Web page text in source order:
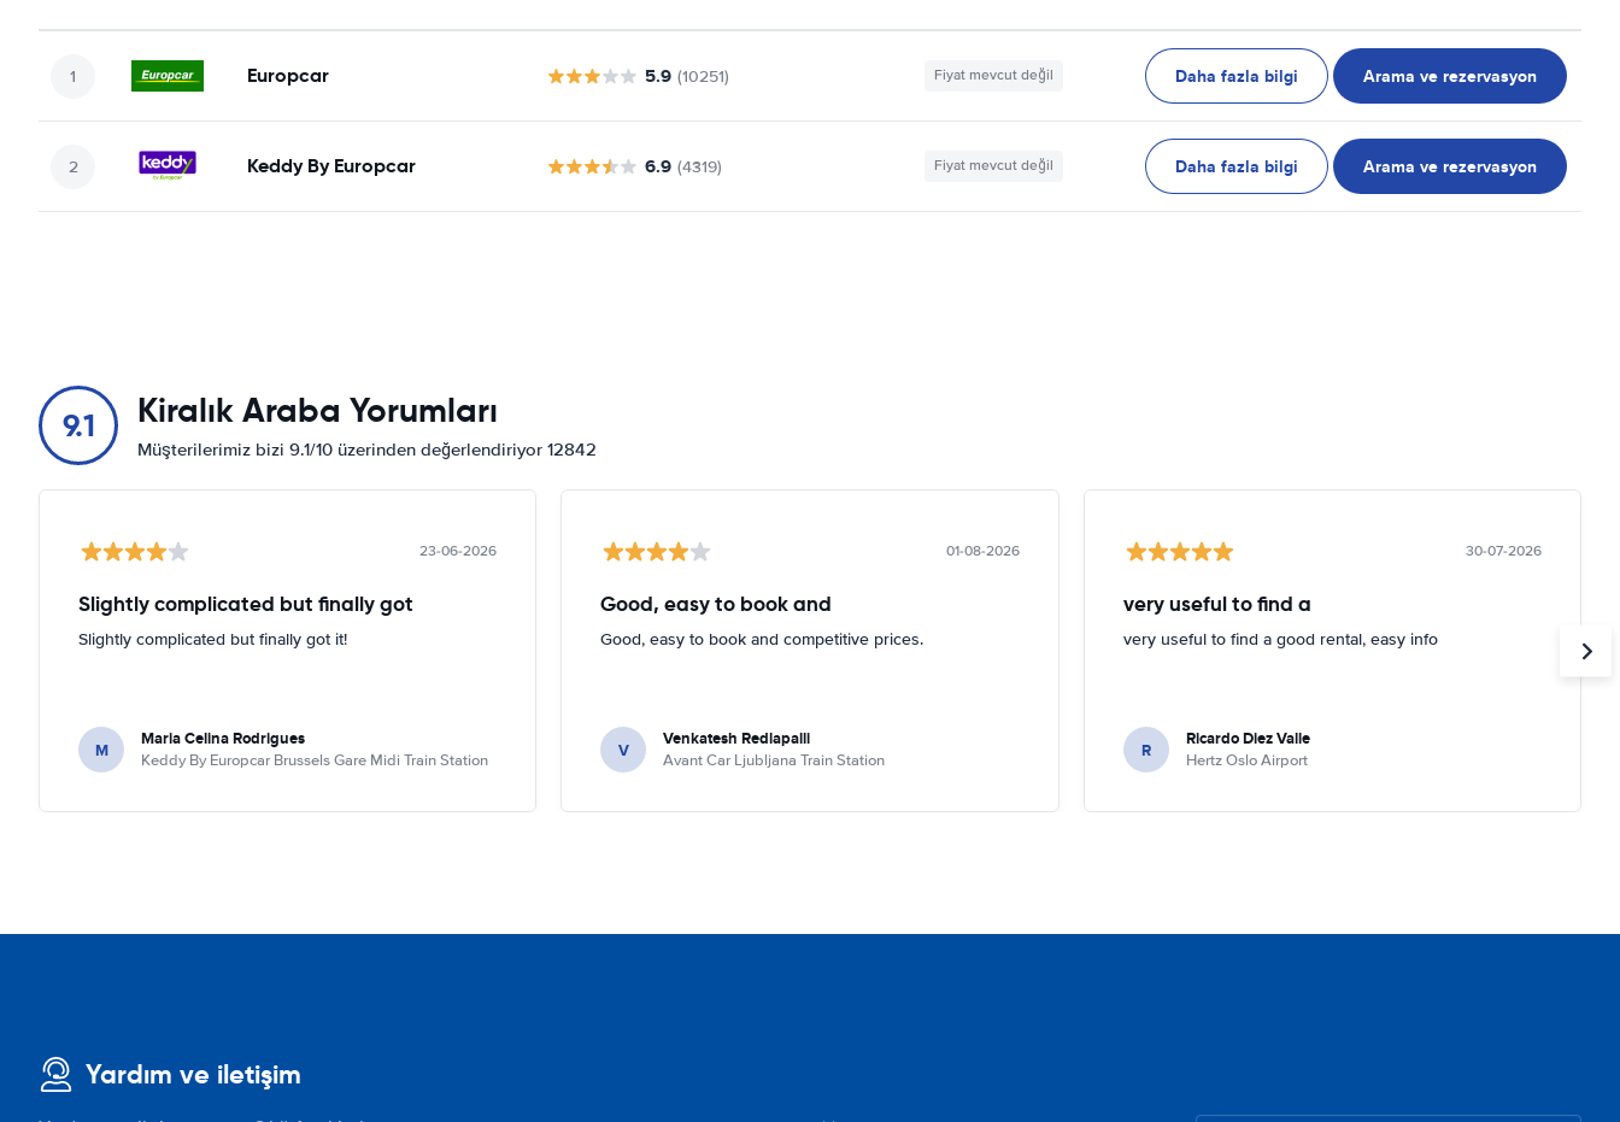
Europcar 5.9 (10251) Fiyat mevcut değil Daha fazla bilgi Arama ve rezervasyon
Keddy By Europcar 6.9 (4319) Fiyat mevcut değil Daha fazla bilgi Arama ve rezervasyon
9.1 Kiralık Araba Yorumları
Müşterilerimiz bizi 9.1/10 üzerinden değerlendiriyor 12842
23-06-2026
Slightly complicated but finally got
Slightly complicated but finally got it!
M Maria Celina Rodrigues
Keddy By Europcar Brussels Gare Midi Train Station
01-08-2026
Good, easy to book and
Good, easy to book and competitive prices.
V Venkatesh Redlapalli
Avant Car Ljubljana Train Station
30-07-2026
very useful to find a
very useful to find a good rental, easy info
R Ricardo Diez Valle
Hertz Oslo Airport
Yardım ve iletişim